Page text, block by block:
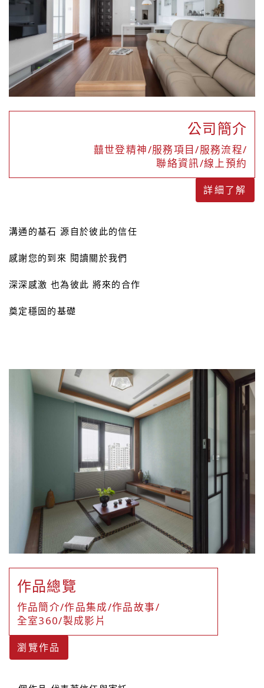
公司簡介
囍世登精神/服務項目/服務流程/
聯絡資訊/線上預約
詳細了解
溝通的基石 源自於彼此的信任
感謝您的到來 閱讀關於我們
深深感激 也為彼此 將來的合作
奠定穩固的基礎
作品總覽
作品簡介/作品集成/作品故事/
全室360/製成影片
瀏覽作品